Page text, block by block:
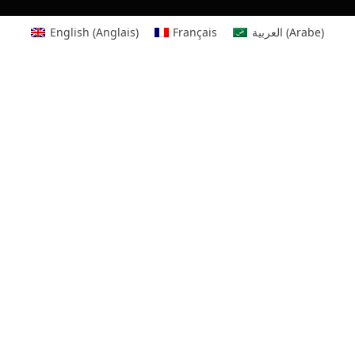
English (Anglais) Français العربية (Arabe)